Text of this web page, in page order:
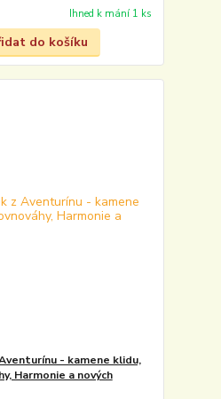
Ihned k mání 1 ks
do košíku
- kamene klidu,
Harmonie a nových